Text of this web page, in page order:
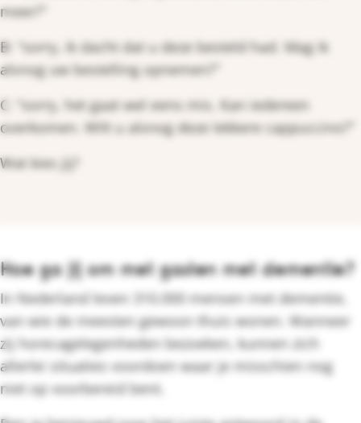
meer?”
B: “sorry, ik dacht dat u deze besteld had. Mag ik
alsnog uw bestelling opnemen?”
C: “sorry, het gaat wel eens mis. Kan iedereen
overkomen. Wilt u alsnog deze lekkere cappuccino?”
Wat kies jij?
Hoe ga jij om met gasten met dementie?
In Nederland leven 310.000 mensen met dementie,
van wie de meesten gewoon thuis wonen. Wanneer
zij horecagelegenheden bezoeken, kunnen zich
allerlei situaties voordoen waar je misschien nog
niet op voorbereid bent.